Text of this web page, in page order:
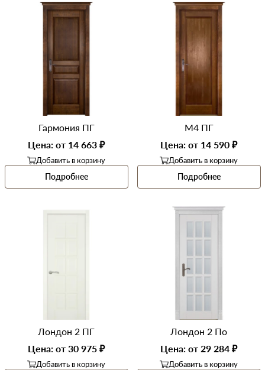
Гармония ПГ
Цена: от 14 663 ₽
Добавить в корзину
Подробнее
М4 ПГ
Цена: от 14 590 ₽
Добавить в корзину
Подробнее
Лондон 2 ПГ
Цена: от 30 975 ₽
Добавить в корзину
Лондон 2 По
Цена: от 29 284 ₽
Добавить в корзину